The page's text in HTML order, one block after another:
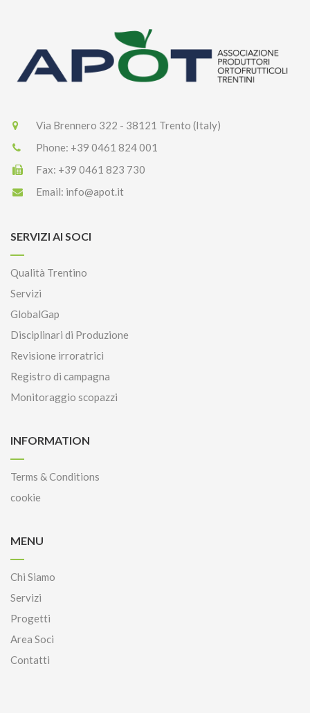
Via Brennero 322 - 38121 Trento (Italy)
Phone: +39 0461 824 001
Fax: +39 0461 823 730
Email: info@apot.it
SERVIZI AI SOCI
Qualità Trentino
Servizi
GlobalGap
Disciplinari di Produzione
Revisione irroratrici
Registro di campagna
Monitoraggio scopazzi
INFORMATION
Terms & Conditions
cookie
MENU
Chi Siamo
Servizi
Progetti
Area Soci
Contatti